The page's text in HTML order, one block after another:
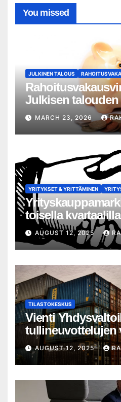
You missed
JULKINEN TALOUS
Julkisen talouden
liikkumavara
kriisivalmiuksien
MARCH 23, 2026
YRITYKSET & YRITTÄMINEN
toisella
haasteista
prosentin kasvu
määrässä
AUGUST 12, 2025
TILASTOKESKUS
Vienti
tullineuvottelujen
silti näy
AUGUST 12, 2025